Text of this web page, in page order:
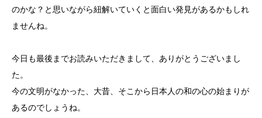
のかな？と思いながら紐解いていくと面白い発見があるかもしれ
ませんね。
今日も最後までお読みいただきまして、ありがとうございまし
た。
今の文明がなかった、大昔、そこから日本人の和の心の始まりが
あるのでしょうね。